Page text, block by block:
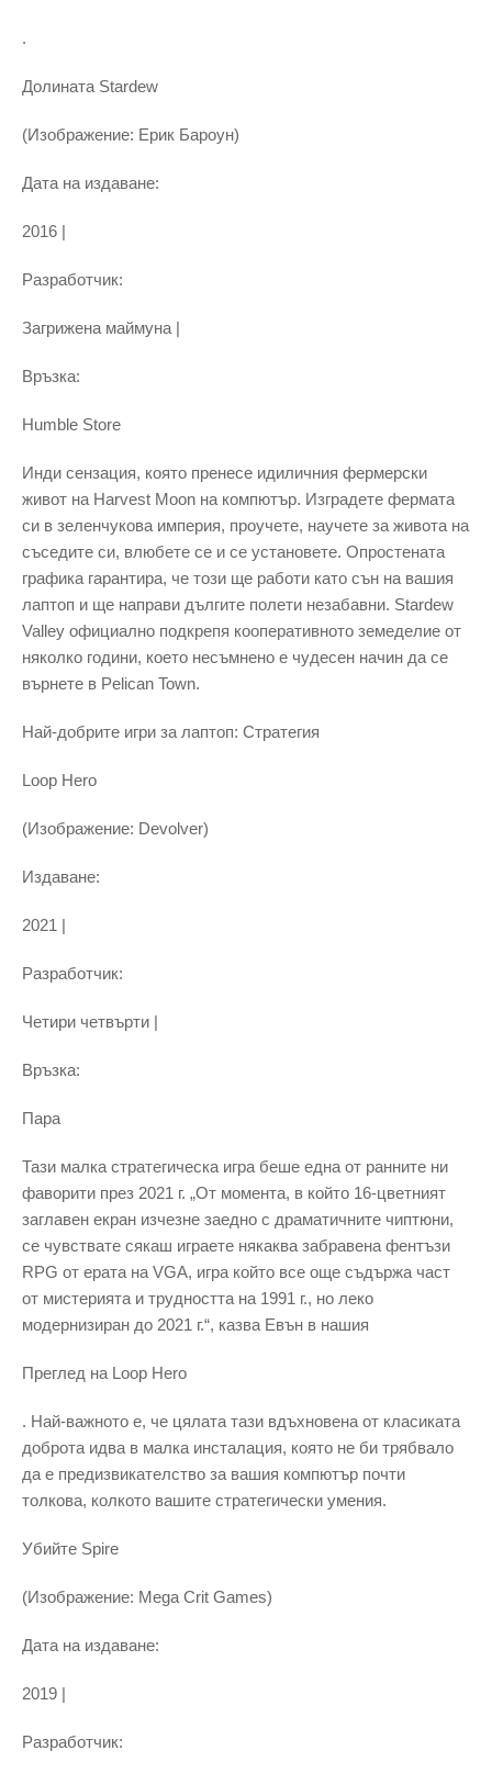
.
Долината Stardew
(Изображение: Ерик Бароун)
Дата на издаване:
2016 |
Разработчик:
Загрижена маймуна |
Връзка:
Humble Store
Инди сензация, която пренесе идиличния фермерски
живот на Harvest Moon на компютър. Изградете фермата
си в зеленчукова империя, проучете, научете за живота на
съседите си, влюбете се и се установете. Опростената
графика гарантира, че този ще работи като сън на вашия
лаптоп и ще направи дългите полети незабавни. Stardew
Valley официално подкрепя кооперативното земеделие от
няколко години, което несъмнено е чудесен начин да се
върнете в Pelican Town.
Най-добрите игри за лаптоп: Стратегия
Loop Hero
(Изображение: Devolver)
Издаване:
2021 |
Разработчик:
Четири четвърти |
Връзка:
Пара
Тази малка стратегическа игра беше една от ранните ни
фаворити през 2021 г. „От момента, в който 16-цветният
заглавен екран изчезне заедно с драматичните чиптюни,
се чувствате сякаш играете някаква забравена фентъзи
RPG от ерата на VGA, игра който все още съдържа част
от мистерията и трудността на 1991 г., но леко
модернизиран до 2021 г.“, казва Евън в нашия
Преглед на Loop Hero
. Най-важното е, че цялата тази вдъхновена от класиката
доброта идва в малка инсталация, която не би трябвало
да е предизвикателство за вашия компютър почти
толкова, колкото вашите стратегически умения.
Убийте Spire
(Изображение: Mega Crit Games)
Дата на издаване:
2019 |
Разработчик: